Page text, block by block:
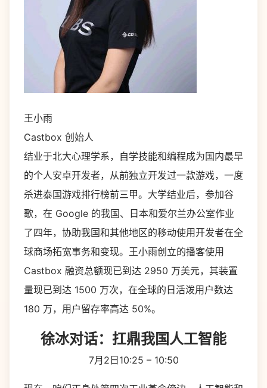
王小雨
Castbox 创始人
结业于北大心理学系，自学技能和编程成为国内最早
的个人安卓开发者，从前独立开发过一款游戏，一度
杀进泰国游戏排行榜前三甲。大学结业后，参加谷
歌，在 Google 的我国、日本和爱尔兰办公室作业
了四年，协助我国和其他地区的移动使用开发者在全
球商场拓宽事务和变现。王小雨创立的播客使用
Castbox 融资总额现已到达 2950 万美元，其装置
量现已到达 1500 万次，在全球的日活泼用户数达
180 万，用户留存率高达 50%。
徐冰对话：扛鼎我国人工智能
7月2日10:25 – 10:50